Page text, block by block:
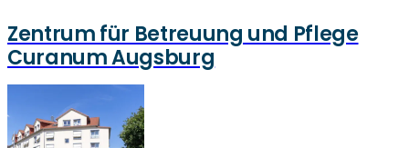
Zentrum für Betreuung und Pflege
Curanum Augsburg